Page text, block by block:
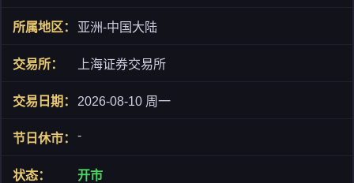
亚洲-中国大陆
上海证券交易所
2026-08-10 周一
-
开市